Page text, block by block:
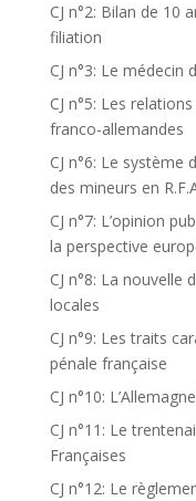
CJ n°2: Bilan de 10
filiation
CJ n°3: Le médecin
CJ n°5: Les
franco-allemandes
CJ n°6: Le système
des mineurs en
CJ n°7: L’opinion
la perspective
CJ n°8: La nouvelle
locales
CJ n°9: Les traits
pénale française
CJ n°10:
CJ n°11: Le
Françaises
CJ n°12: Le